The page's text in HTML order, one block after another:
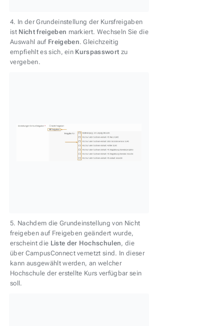
4. In der Grundeinstellung der Kursfreigaben
ist Nicht freigeben markiert. Wechseln Sie die
Auswahl auf Freigeben. Gleichzeitig
empfiehlt es sich, ein Kurspasswort zu
vergeben.
5. Nachdem die Grundeinstellung von Nicht
freigeben auf Freigeben geändert wurde,
erscheint die Liste der Hochschulen, die
über CampusConnect vernetzt sind. In dieser
kann ausgewählt werden, an welcher
Hochschule der erstellte Kurs verfügbar sein
soll.